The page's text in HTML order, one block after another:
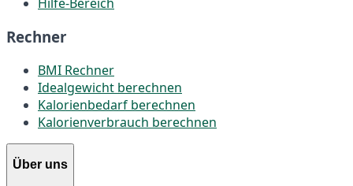
Hilfe-Bereich
Rechner
BMI Rechner
Idealgewicht berechnen
Kalorienbedarf berechnen
Kalorienverbrauch berechnen
Über uns